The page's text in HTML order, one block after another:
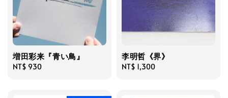
増田彩来『青い鳥』
Regular
NT$ 930
李明哲《界》
Regular
NT$ 1,300